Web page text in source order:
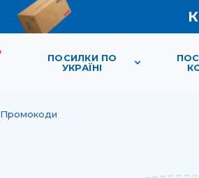
ПОСИЛКИ ПО
УКРАЇНІ
Промокоди